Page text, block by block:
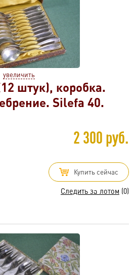
увеличить
штук), коробка.
Silefa 40.
2 300 руб.
Купить сейчас
Следить за лотом (0)